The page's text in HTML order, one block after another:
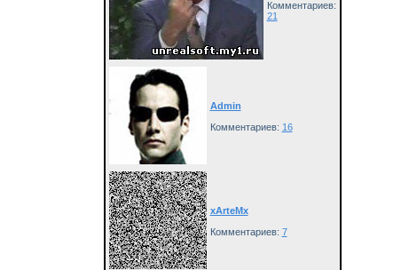
Комментариев:
21
Admin
Комментариев: 16
xArteMx
Комментариев: 7